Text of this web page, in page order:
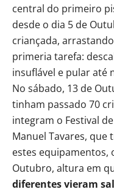
central do primeiro
desde o dia 5 de
criançada,
primeria tarefa:
insuflável e pular até
No sábado, 13 de
tinham passado 70
integram o Festival
Manuel Tavares, que
estes equipamentos,
Outubro, altura em
diferentes vieram